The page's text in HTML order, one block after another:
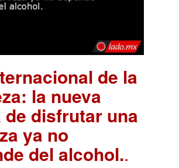
de la
la nueva
disfrutar una
ya no
del alcohol..